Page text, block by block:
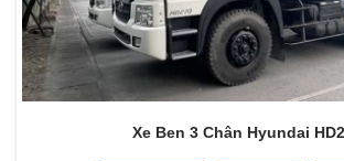
Xe Ben 3 Chân Hyundai